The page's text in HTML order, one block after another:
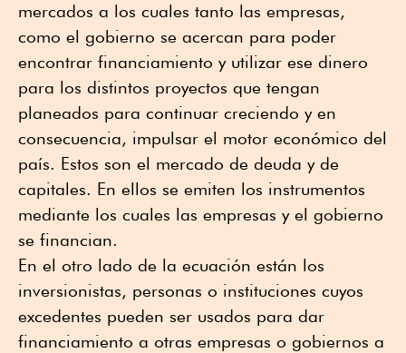
mercados a los cuales tanto las empresas,
como el gobierno se acercan para poder
encontrar financiamiento y utilizar ese dinero
para los distintos proyectos que tengan
planeados para continuar creciendo y en
consecuencia, impulsar el motor económico del
país. Estos son el mercado de deuda y de
capitales. En ellos se emiten los instrumentos
mediante los cuales las empresas y el gobierno
se financian.
En el otro lado de la ecuación están los
inversionistas, personas o instituciones cuyos
excedentes pueden ser usados para dar
financiamiento a otras empresas o gobiernos a